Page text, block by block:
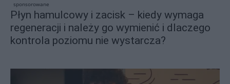
sponsorowane
Płyn hamulcowy i zacisk – kiedy wymaga
regeneracji i należy go wymienić i dlaczego
kontrola poziomu nie wystarcza?